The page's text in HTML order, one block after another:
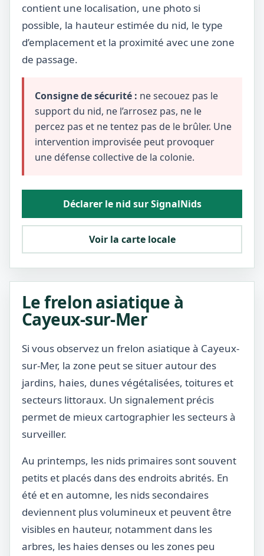
contient une localisation, une photo si
possible, la hauteur estimée du nid, le type
d’emplacement et la proximité avec une zone
de passage.
Consigne de sécurité : ne secouez pas le
support du nid, ne l’arrosez pas, ne le
percez pas et ne tentez pas de le brûler. Une
intervention improvisée peut provoquer
une défense collective de la colonie.
Déclarer le nid sur SignalNids
Voir la carte locale
Le frelon asiatique à
Cayeux-sur-Mer
Si vous observez un frelon asiatique à Cayeux-
sur-Mer, la zone peut se situer autour des
jardins, haies, dunes végétalisées, toitures et
secteurs littoraux. Un signalement précis
permet de mieux cartographier les secteurs à
surveiller.
Au printemps, les nids primaires sont souvent
petits et placés dans des endroits abrités. En
été et en automne, les nids secondaires
deviennent plus volumineux et peuvent être
visibles en hauteur, notamment dans les
arbres, les haies denses ou les zones peu